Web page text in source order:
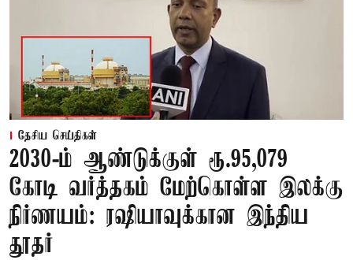
தேசிய செய்திகள்
2030-ம் ஆண்டுக்குள் ரூ.95,079
கோடி வர்த்தகம் மேற்கொள்ள இலக்கு
நிர்ணயம்: ரஷியாவுக்கான இந்திய
தூதர்